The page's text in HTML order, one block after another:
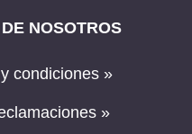
NOSOTROS
condiciones »
»